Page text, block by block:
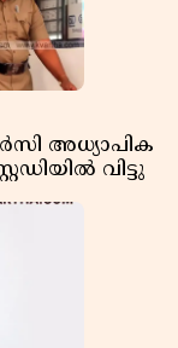
അധ്യാപിക
വിട്ടു